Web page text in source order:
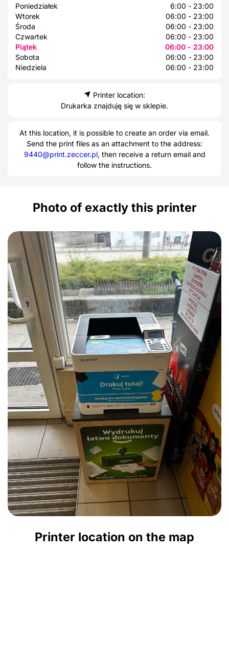
Poniedziałek
6:00 - 23:00
Wtorek
06:00 - 23:00
Środa
06:00 - 23:00
Czwartek
06:00 - 23:00
Piątek
06:00 - 23:00
Sobota
06:00 - 23:00
Niedziela
06:00 - 23:00
Printer location:
Drukarka znajduję się w sklepie.
At this location, it is possible to create an order via email.
Send the print files as an attachment to the address:
9440@print.zeccer.pl, then receive a return email and
follow the instructions.
Photo of exactly this printer
Printer location on the map